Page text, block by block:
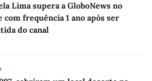
Lima supera a GloboNews no
com frequência 1 ano após ser
do canal